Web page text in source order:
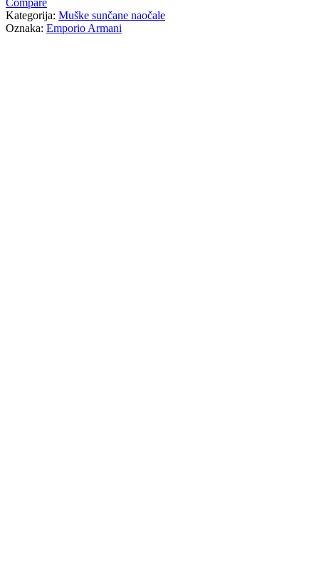
Kategorija: Muške sunčane naočale
Oznaka: Emporio Armani